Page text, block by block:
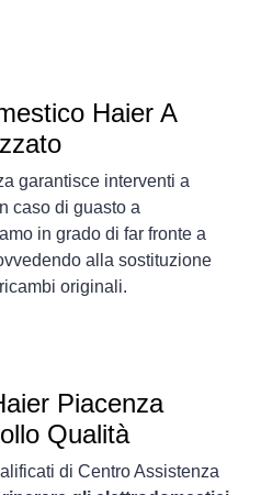
Haier A
garantisce interventi a
caso di guasto a
in grado di far fronte a
alla sostituzione
originali.
Piacenza
Qualità
di Centro Assistenza